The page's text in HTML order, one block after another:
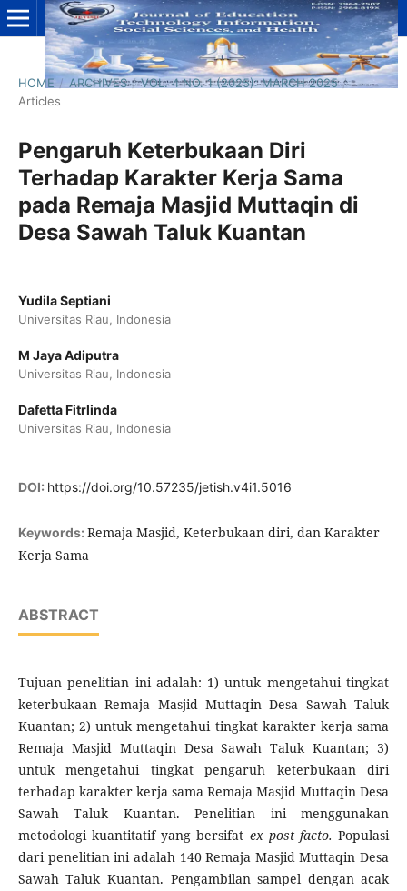
HOME / ARCHIVES / VOL. 4 NO. 1 (2025): MARCH 2025 /
Articles
Pengaruh Keterbukaan Diri
Terhadap Karakter Kerja Sama
pada Remaja Masjid Muttaqin di
Desa Sawah Taluk Kuantan
Yudila Septiani
Universitas Riau, Indonesia
M Jaya Adiputra
Universitas Riau, Indonesia
Dafetta Fitrlinda
Universitas Riau, Indonesia
DOI: https://doi.org/10.57235/jetish.v4i1.5016
Keywords: Remaja Masjid, Keterbukaan diri, dan Karakter
Kerja Sama
ABSTRACT
Tujuan penelitian ini adalah: 1) untuk mengetahui tingkat
keterbukaan Remaja Masjid Muttaqin Desa Sawah Taluk
Kuantan; 2) untuk mengetahui tingkat karakter kerja sama
Remaja Masjid Muttaqin Desa Sawah Taluk Kuantan; 3)
untuk mengetahui tingkat pengaruh keterbukaan diri
terhadap karakter kerja sama Remaja Masjid Muttaqin Desa
Sawah Taluk Kuantan. Penelitian ini menggunakan
metodologi kuantitatif yang bersifat ex post facto.Populasi
dari penelitian ini adalah 140 Remaja Masjid Muttaqin Desa
Sawah Taluk Kuantan. Pengambilan sampel dengan acak